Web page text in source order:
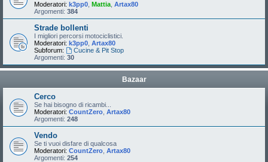
Moderatori: k3pp0 Mattia Artax80
Argomenti: 384
Strade bollenti
I migliori percorsi motociclistici.
Moderatori: k3pp0 Artax80
Subforum:
Cucine & Pit Stop
Argomenti: 30
Bazaar
Cerco
Se hai bisogno di ricambi...
Moderatori: CountZero Artax80
Argomenti: 248
Vendo
Se ti vuoi disfare di qualcosa
Moderatori: CountZero Artax80
Argomenti: 254